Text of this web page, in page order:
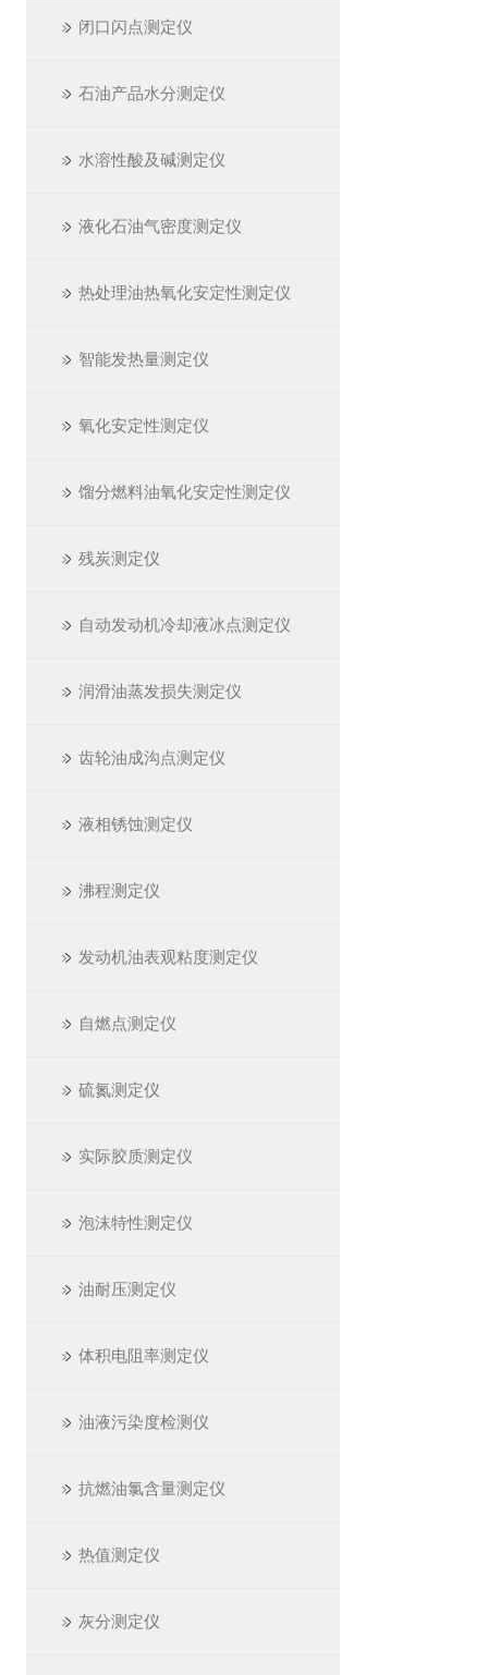
闭口闪点测定仪
石油产品水分测定仪
水溶性酸及碱测定仪
液化石油气密度测定仪
热处理油热氧化安定性测定仪
智能发热量测定仪
氧化安定性测定仪
馏分燃料油氧化安定性测定仪
残炭测定仪
自动发动机冷却液冰点测定仪
润滑油蒸发损失测定仪
齿轮油成沟点测定仪
液相锈蚀测定仪
沸程测定仪
发动机油表观粘度测定仪
自燃点测定仪
硫氮测定仪
实际胶质测定仪
泡沫特性测定仪
油耐压测定仪
体积电阻率测定仪
油液污染度检测仪
抗燃油氯含量测定仪
热值测定仪
灰分测定仪